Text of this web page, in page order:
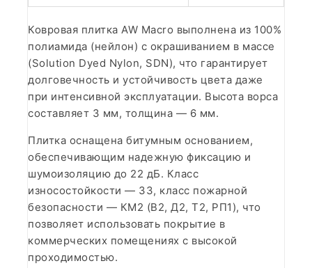
Ковровая плитка AW Macro выполнена из 100%
полиамида (нейлон) с окрашиванием в массе
(Solution Dyed Nylon, SDN), что гарантирует
долговечность и устойчивость цвета даже
при интенсивной эксплуатации. Высота ворса
составляет 3 мм, толщина — 6 мм.
Плитка оснащена битумным основанием,
обеспечивающим надежную фиксацию и
шумоизоляцию до 22 дБ. Класс
износостойкости — 33, класс пожарной
безопасности — КМ2 (В2, Д2, Т2, РП1), что
позволяет использовать покрытие в
коммерческих помещениях с высокой
проходимостью.